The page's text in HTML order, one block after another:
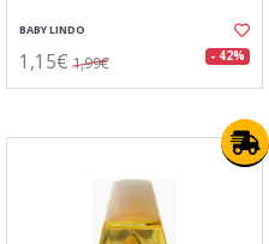
BABY LINDO
1,15€ 1,99€ - 42%